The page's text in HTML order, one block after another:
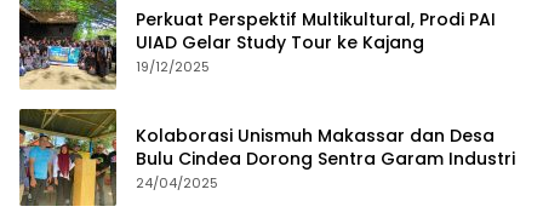
Perkuat Perspektif Multikultural, Prodi PAI
UIAD Gelar Study Tour ke Kajang
19/12/2025
Kolaborasi Unismuh Makassar dan Desa
Bulu Cindea Dorong Sentra Garam Industri
24/04/2025